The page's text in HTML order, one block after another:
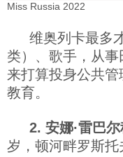
文化
Miss Russia 2022
维奥列卡最多
类）、歌手，从
来打算投身公共
教育。
2. 安娜·雷巴
岁，顿河畔罗斯托